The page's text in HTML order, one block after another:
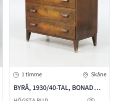
1 timme Skåne
BYRÅ, 1930/40-TAL, BONAD
BJÖRK, BREDD 82 CM, HÖJD 70